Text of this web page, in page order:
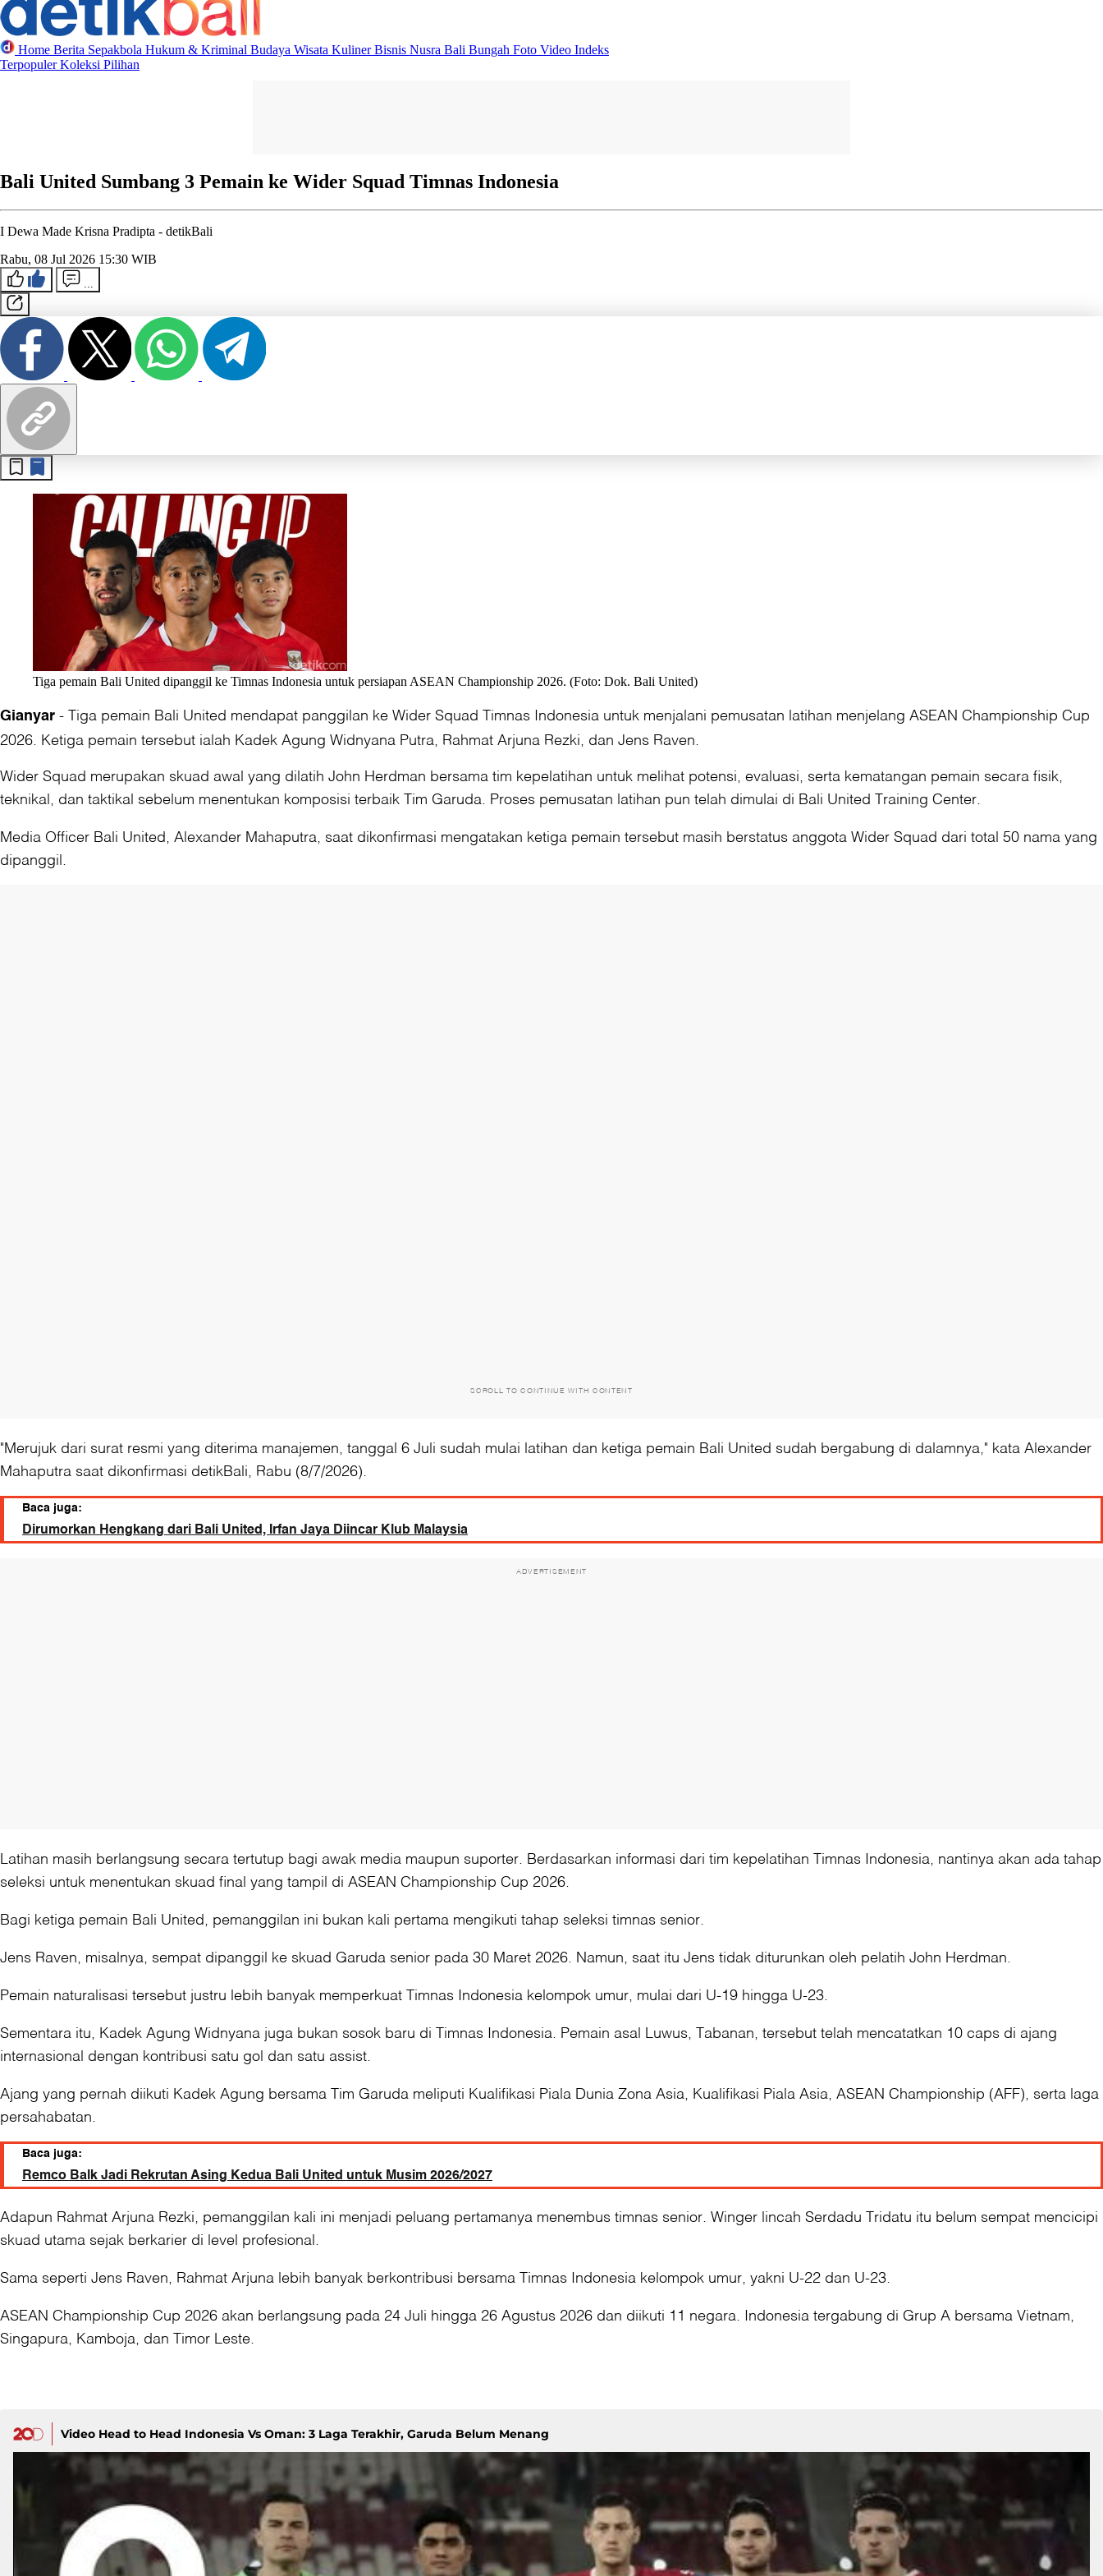
Home Berita Sepakbola Hukum & Kriminal Budaya Wisata KulinerBisnis Nusra Bali Bungah Foto Video Indeks
TerpopulerKoleksi Pilihan
Bali United Sumbang 3 Pemain ke Wider Squad Timnas Indonesia
I Dewa Made Krisna Pradipta - detikBali
Rabu, 08 Jul 2026 15:30 WIB
Tiga pemain Bali United dipanggil ke Timnas Indonesia untuk persiapan ASEAN Championship 2026. (Foto: Dok. Bali United)
Gianyar-Tiga pemain Bali United mendapat panggilan ke Wider Squad Timnas Indonesia untuk menjalani pemusatan latihan menjelang ASEAN Championship Cup
2026. Ketiga pemain tersebut ialah Kadek Agung Widnyana Putra, Rahmat Arjuna Rezki, dan Jens Raven.
Wider Squad merupakan skuad awal yang dilatih John Herdman bersama tim kepelatihan untuk melihat potensi, evaluasi, serta kematangan pemain secara fisik,
teknikal, dan taktikal sebelum menentukan komposisi terbaik Tim Garuda. Proses pemusatan latihan pun telah dimulai di Bali United Training Center.
Media Officer Bali United, Alexander Mahaputra, saat dikonfirmasi mengatakan ketiga pemain tersebut masih berstatus anggota Wider Squad dari total 50 nama yang
dipanggil.
SCROLL TO CONTINUE WITH CONTENT
"Merujuk dari surat resmi yang diterima manajemen, tanggal 6 Juli sudah mulai latihan dan ketiga pemain Bali United sudah bergabung di dalamnya," kata Alexander
Mahaputra saat dikonfirmasi detikBali, Rabu (8/7/2026).
Baca juga:
Dirumorkan Hengkang dari Bali United, Irfan Jaya Diincar Klub Malaysia
ADVERTISEMENT
Latihan masih berlangsung secara tertutup bagi awak media maupun suporter. Berdasarkan informasi dari tim kepelatihan Timnas Indonesia, nantinya akan ada tahap
seleksi untuk menentukan skuad final yang tampil di ASEAN Championship Cup 2026.
Bagi ketiga pemain Bali United, pemanggilan ini bukan kali pertama mengikuti tahap seleksi timnas senior.
Jens Raven, misalnya, sempat dipanggil ke skuad Garuda senior pada 30 Maret 2026. Namun, saat itu Jens tidak diturunkan oleh pelatih John Herdman.
Pemain naturalisasi tersebut justru lebih banyak memperkuat Timnas Indonesia kelompok umur, mulai dari U-19 hingga U-23.
Sementara itu, Kadek Agung Widnyana juga bukan sosok baru di Timnas Indonesia. Pemain asal Luwus, Tabanan, tersebut telah mencatatkan 10 caps di ajang
internasional dengan kontribusi satu gol dan satu assist.
Ajang yang pernah diikuti Kadek Agung bersama Tim Garuda meliputi Kualifikasi Piala Dunia Zona Asia, Kualifikasi Piala Asia, ASEAN Championship (AFF), serta laga
persahabatan.
Baca juga:
Remco Balk Jadi Rekrutan Asing Kedua Bali United untuk Musim 2026/2027
Adapun Rahmat Arjuna Rezki, pemanggilan kali ini menjadi peluang pertamanya menembus timnas senior. Winger lincah Serdadu Tridatu itu belum sempat mencicipi
skuad utama sejak berkarier di level profesional.
Sama seperti Jens Raven, Rahmat Arjuna lebih banyak berkontribusi bersama Timnas Indonesia kelompok umur, yakni U-22 dan U-23.
ASEAN Championship Cup 2026 akan berlangsung pada 24 Juli hingga 26 Agustus 2026 dan diikuti 11 negara. Indonesia tergabung di Grup A bersama Vietnam,
Singapura, Kamboja, dan Timor Leste.
Video Head to Head Indonesia Vs Oman: 3 Laga Terakhir, Garuda Belum Menang